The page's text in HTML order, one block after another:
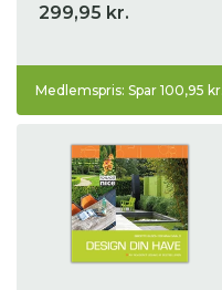
299,95 kr.
Medlemspris: Spar 100,95 kr.